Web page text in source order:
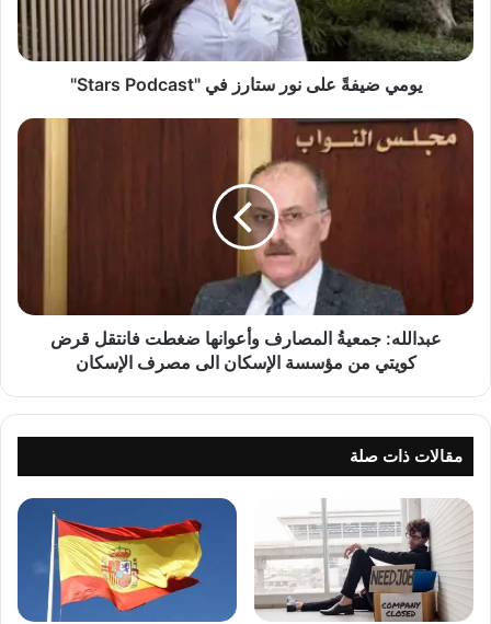
ف
ةً
ع
ن
ف
s
P
o
d
c
a
s
يومي ضيفةً على نور ستارز في "Stars Podcast"
ع
ج
م
ص
ا
ر
ف
أ
عبدالله: جمعيةُ المصارف وأعوانها ضغطت فانتقل قرض
كويتي من مؤسسة الإسكان الى مصرف الإسكان
مقالات ذات صلة